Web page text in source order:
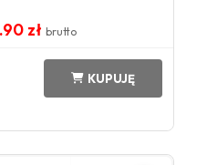
zł brutto
KUPUJĘ